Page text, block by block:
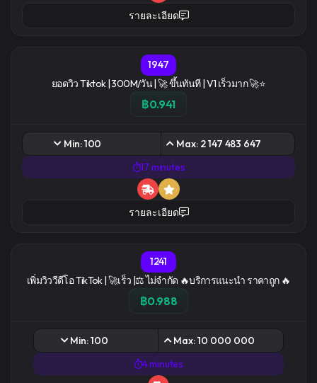
รายละเอียด
1947
ยอดวิว Tiktok | 300M/วัน | 🚀 ขึ้นทันที | V1 เร็วมาก 🚀⭐
฿0.941
Min: 100
Max: 2 147 483 647
17 minutes
รายละเอียด
1241
เพิ่มวิววีดีโอ TikTok | 🚀เร็ว |⚖️ ไม่จำกัด 🔥บริการแนะนํา ราคาถูก 🔥
฿0.988
Min: 100
Max: 10 000 000
4 minutes